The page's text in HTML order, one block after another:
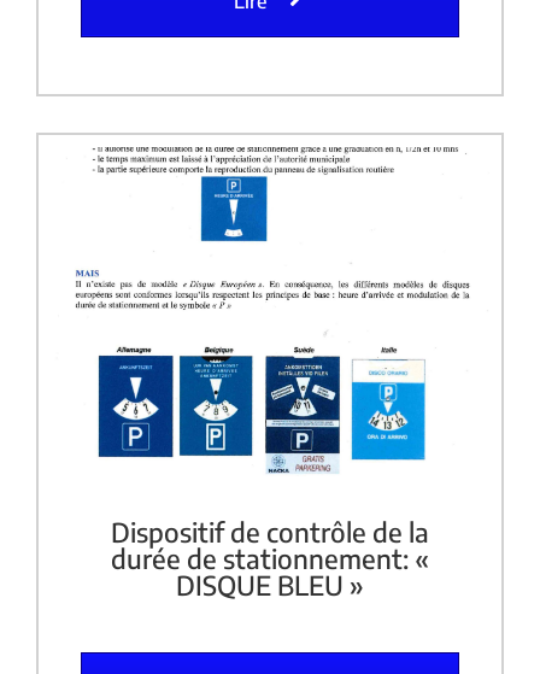
Dispositif de contrôle de la
durée de stationnement: «
DISQUE BLEU »